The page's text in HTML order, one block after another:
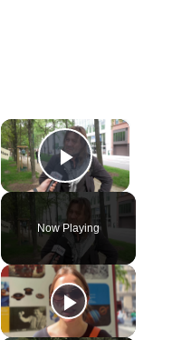
×
Play Video
Now Playing